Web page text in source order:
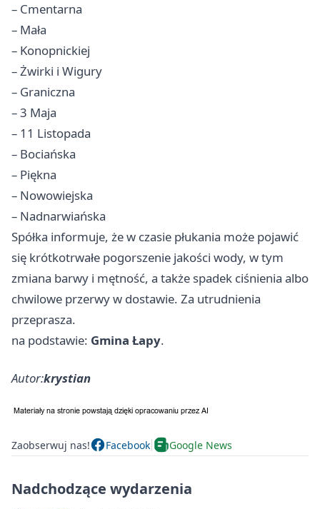
– Cmentarna
– Mała
– Konopnickiej
– Żwirki i Wigury
– Graniczna
– 3 Maja
– 11 Listopada
– Bociańska
– Piękna
– Nowowiejska
– Nadnarwiańska
Spółka informuje, że w czasie płukania może pojawić
się krótkotrwałe pogorszenie jakości wody, w tym
zmiana barwy i mętność, a także spadek ciśnienia albo
chwilowe przerwy w dostawie. Za utrudnienia
przeprasza.
na podstawie: Gmina Łapy.
Autor:krystian
Zaobserwuj nas! Facebook Google News
Nadchodzące wydarzenia